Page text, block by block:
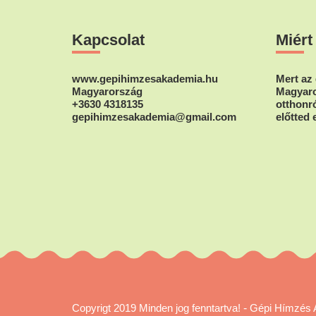
Kapcsolat
www.gepihimzesakademia.hu
Magyarország
+3630 4318135
gepihimzesakademia@gmail.com
Mert az
előtted
Copyrigt 2019 Minden jog fenntartva! - Gépi Hímzés